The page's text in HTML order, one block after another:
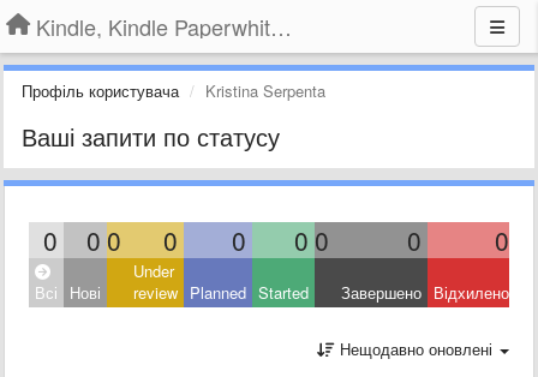
Kindle, Kindle Paperwhite, Kindle Voyage
Профіль користувача Kristina Serpenta
Ваші запити по статусу
0 0 0 0 0 0 0 0 0
Всі Нові
Under
review Planned Started Завершено Відхилено
Нещодавно оновлені